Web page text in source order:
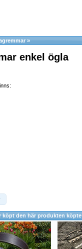
»
enkel ögla
köpt den här produkten